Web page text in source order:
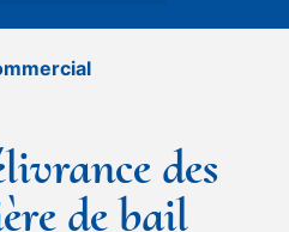
des
de bail